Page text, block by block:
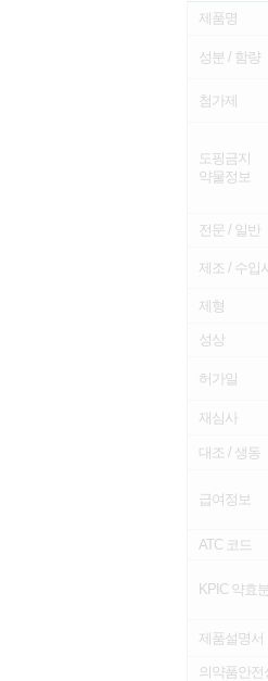
제품명
성분 / 함량
첨가제
도핑금지
약물정보
전문 / 일반
제조 / 수입
제형
성상
허가일
재심사
대조 / 생동
급여정보
ATC 코드
KPIC 약효
제품설명서
의약품안전